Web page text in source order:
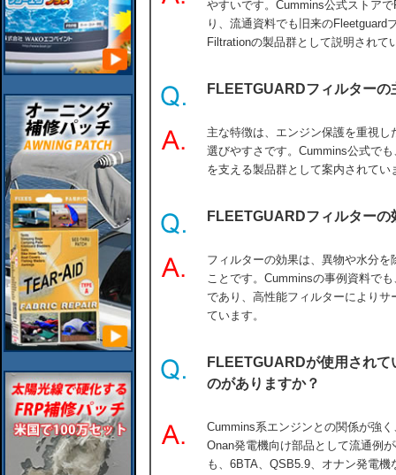
やすいです。Cummins公式ストア
り、流通資料でも旧来のFleetguard
Filtrationの製品群として説明されて
FLEETGUARDフィルターの
主な特徴は、エンジン保護を重視
選びやすさです。Cummins公式で
を支える製品群として案内されてい
FLEETGUARDフィルターの
フィルターの効果は、異物や水分
ことです。Cumminsの事例資料で
であり、高性能フィルターにより
ています。
FLEETGUARDが使用され
のがありますか？
Cummins系エンジンとの関係が強
Onan発電機向け部品として流通例
も、6BTA、QSB5.9、オナン発電